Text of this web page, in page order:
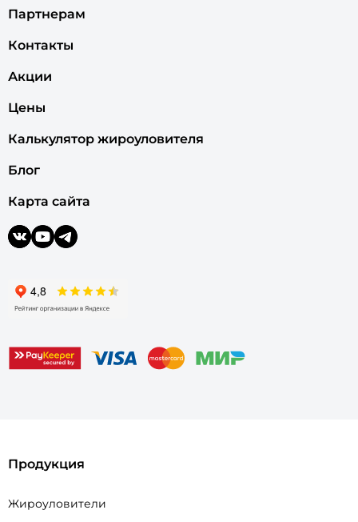
Партнерам
Контакты
Акции
Цены
Калькулятор жироуловителя
Блог
Карта сайта
Продукция
Жироуловители